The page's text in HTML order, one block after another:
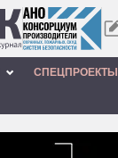
СПЕЦПРОЕКТЫ